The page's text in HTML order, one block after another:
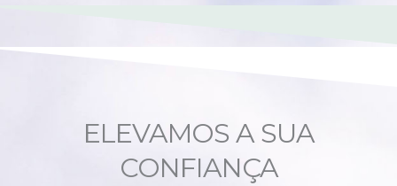
ELEVAMOS A SUA
CONFIANÇA